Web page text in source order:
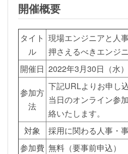
開催概要
タイト
ル
現場エンジニアと人
押さえるべきエンジ
開催日 2022年3月30日（水
参加方
法
下記URLよりお申し
当日のオンライン参
絡いたします。
対象
採用に関わる人事・
参加費 無料（要事前申込）